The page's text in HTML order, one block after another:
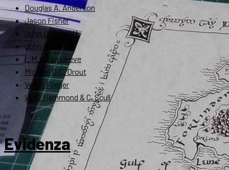
Douglas A. Anderson
Jason Fisher
John D. Rateliff
John Garth
L.M. Gildersleeve
Michael D.C. Drout
Verlyn Flieger
W. G. Hammond & C. Scull
Evidenza